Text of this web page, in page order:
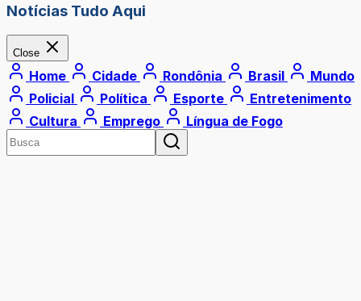
Notícias Tudo Aqui
Close
Home Cidade Rondônia Brasil
Mundo
Policial
Política Esporte
Entretenimento
Cultura
Emprego Língua de Fogo